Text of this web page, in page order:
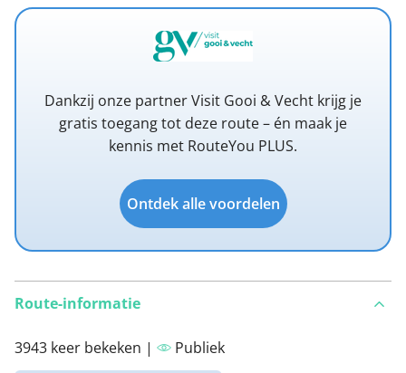
Dankzij onze partner Visit Gooi & Vecht krijg je
gratis toegang tot deze route – én maak je
kennis met RouteYou PLUS.
Ontdek alle voordelen
Route-informatie
3943 keer bekeken | Publiek